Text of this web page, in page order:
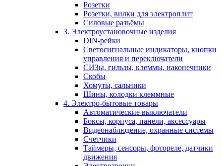
Розетки
Розетки, вилки для электроплит
Силовые разъёмы
3. Электроустановочные изделия
DIN-рейки
Светосигнальные индикаторы, кнопки
управления и переключатели
СИЗы, гильзы, клеммы, наконечники
Скобы
Хомуты, сальники
Шины, колодки клеммные
4. Электро-бытовые товары
Автоматические выключатели
Боксы, корпуса, панели, аксессуары
Видеонаблюдение, охранные системы
Счетчики
Таймеры, сенсоры, фотореле, датчики
движения